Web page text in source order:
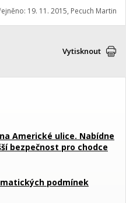
19. 11. 2015, Pecuch Martin
Vytisknout
Americké ulice. Nabídne
bezpečnost pro chodce
podmínek